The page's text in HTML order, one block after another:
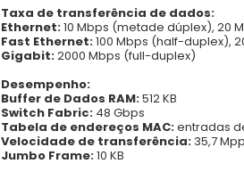
Taxa de transferência de dados:
Ethernet:10 Mbps (metade dúplex), 20
Fast Ethernet:100 Mbps (half-duplex),
Gigabit:2000 Mbps (full-duplex)
Desempenho:
Buffer de Dados RAM:512 KB
Switch Fabric: 48 Gbps
Tabela de endereços MAC:entradas
Velocidade de transferência: 35,7
Jumbo Frame:10 KB